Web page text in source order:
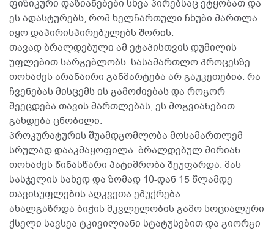
ფიზიკური დაზიანებები სხვა პირებსაც ეტყობათ და
ეს ადასტურებს, რომ ხელჩართული ჩხუბი მართლა
იყო დაპირისპირებულებს შორის.
თავად ბრალდებული ამ ეტაპისთვის დუმილის
უფლებით სარგებლობს. სასამართლო პროცესზე
თოხაძეს არანაირი განმარტება არ გაუკეთებია. რა
ჩვენებას მისცემს ის გამოძიებას და როგორ
შეეცდება თავის მართლებას, ეს მოგვიანებით
გახდება ცნობილი.
პროკურატურის შუამდგომლობა მოსამართლემ
სრულად დააკმაყოფილა. ბრალდებულ მირიან
თოხაძეს წინასწარი პატიმრობა შეუფარდა. მას
სასჯელის სახედ და ზომად 10-დან 15 წლამდე
თავისუფლების აღკვეთა ემუქრება...
ახალგაზრდა ბიჭის მკვლელობის გამო სოციალური
ქსელი სავსეა ტკივილიანი სტატუსებით და გიორგი